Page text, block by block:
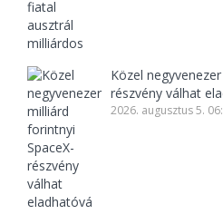
Közel
részvény válhat
2026. augusztus 5.